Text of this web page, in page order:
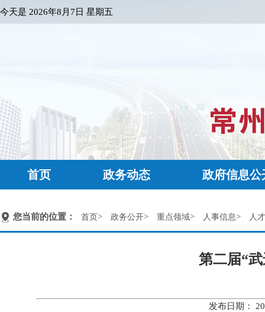
今天是 2026年8月7日 星期五
首页 政务动态 政府信息公
您当前的位置： 首页> 政务公开> 重点领域> 人事信息> 人
第二届“
发布日期：